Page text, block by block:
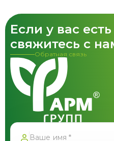
Если у вас
свяжитесь с
Обратная связь